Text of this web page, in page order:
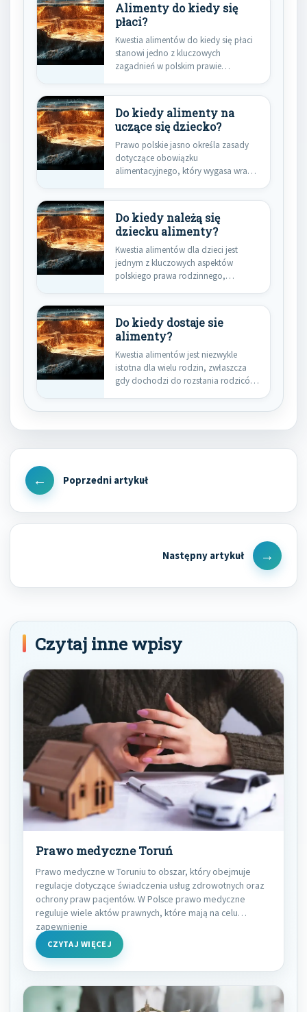
Alimenty do kiedy się
płaci?
Kwestia alimentów do kiedy się płaci
stanowi jedno z kluczowych
zagadnień w polskim prawie
Do kiedy alimenty na
uczące się dziecko?
Prawo polskie jasno określa zasady
dotyczące obowiązku
alimentacyjnego, który wygasa wraz z
Do kiedy należą się
dziecku alimenty?
Kwestia alimentów dla dzieci jest
jednym z kluczowych aspektów
polskiego prawa rodzinnego,
Do kiedy dostaje sie
alimenty?
Kwestia alimentów jest niezwykle
istotna dla wielu rodzin, zwłaszcza
gdy dochodzi do rozstania rodziców.
Nawigacja
wpisu
Previous
Next
Post
Czytaj inne wpisy
Prawo medyczne Toruń
Prawo medyczne w Toruniu to obszar, który obejmuje
regulacje dotyczące świadczenia usług zdrowotnych oraz
ochrony praw pacjentów. W Polsce prawo medyczne
reguluje wiele aktów prawnych, które mają na celu
zapewnienie
CZYTAJ WIĘCEJ